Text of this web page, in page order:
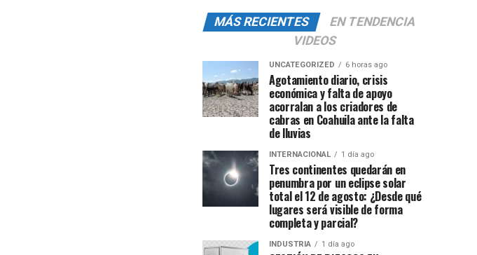
MÁS RECIENTES
EN TENDENCIA
VIDEOS
UNCATEGORIZED 6 horas ago
Agotamiento diario, crisis
económica y falta de apoyo
acorralan a los criadores de
cabras en Coahuila ante la falta
de lluvias
INTERNACIONAL 1 día ago
Tres continentes quedarán en
penumbra por un eclipse solar
total el 12 de agosto: ¿Desde qué
lugares será visible de forma
completa y parcial?
INDUSTRIA 1 día ago